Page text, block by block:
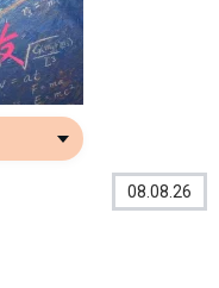
08.08.26